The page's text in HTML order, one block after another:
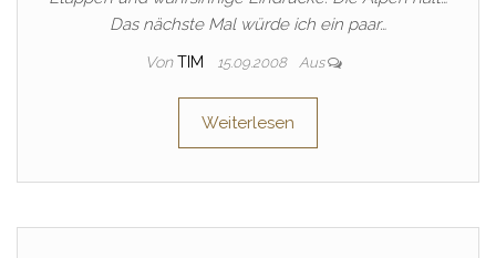
Das nächste Mal würde ich ein paar…
Von TIM 15.09.2008 Aus
Weiterlesen